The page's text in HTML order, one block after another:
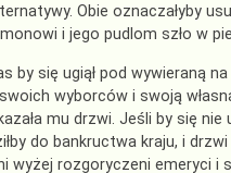
Obie oznaczałyby
i jego pudlom szło w
by się ugiął pod wywieraną
swoich wyborców i swoją
mu drzwi. Jeśli by się nie
do bankructwa kraju, i
wyżej rozgoryczeni emeryci i